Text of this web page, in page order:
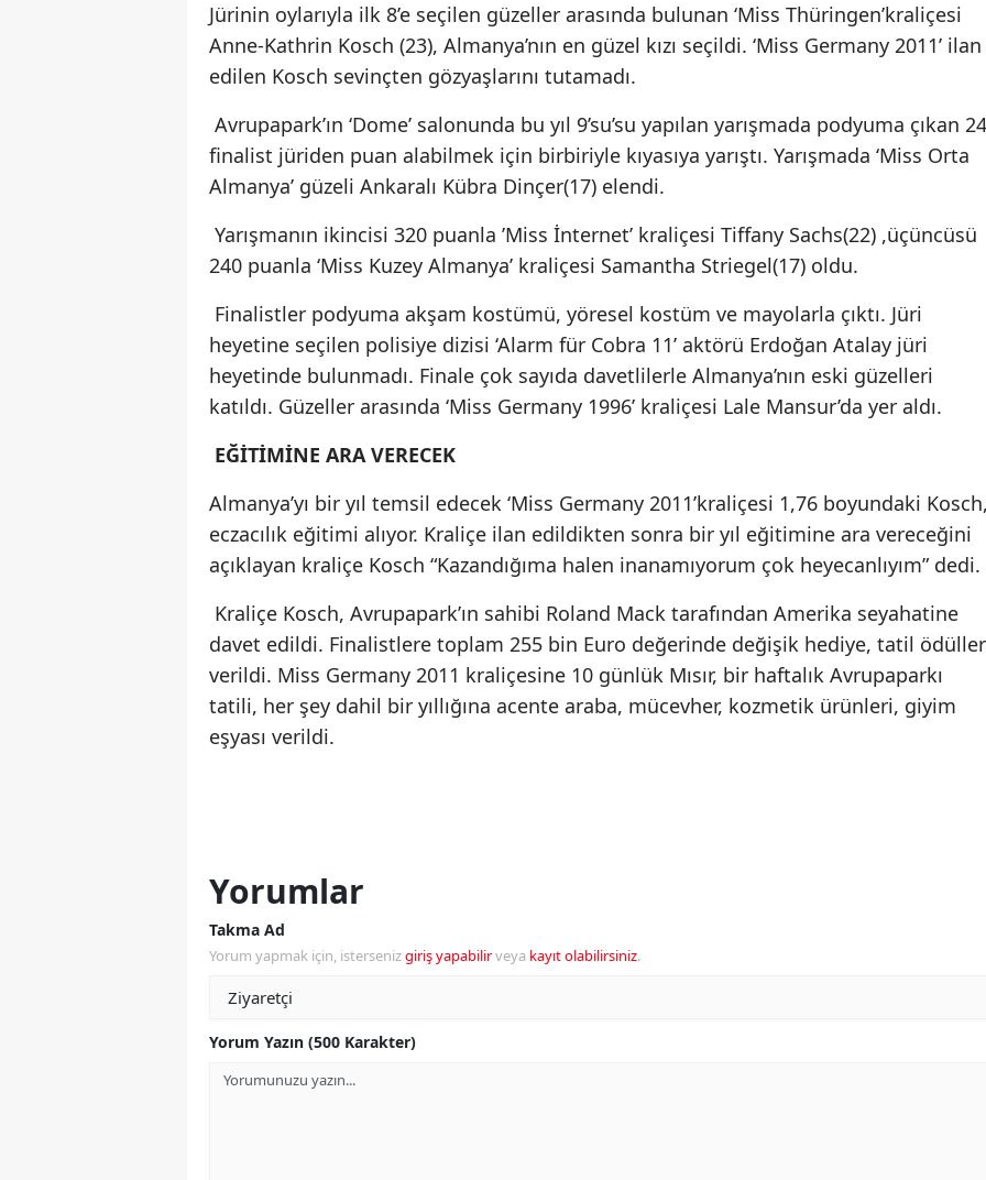
Jürinin oylarıyla ilk 8’e seçilen güzeller arasında bulunan ‘Miss Thüringen’kraliçesi
Anne-Kathrin Kosch (23), Almanya’nın en güzel kızı seçildi. ‘Miss Germany 2011’ ilan
edilen Kosch sevinçten gözyaşlarını tutamadı.
Avrupapark’ın ‘Dome’ salonunda bu yıl 9’su’su yapılan yarışmada podyuma çıkan 24
finalist jüriden puan alabilmek için birbiriyle kıyasıya yarıştı. Yarışmada ‘Miss Orta
Almanya’ güzeli Ankaralı Kübra Dinçer(17) elendi.
Yarışmanın ikincisi 320 puanla ’Miss İnternet’ kraliçesi Tiffany Sachs(22) ,üçüncüsü
240 puanla ‘Miss Kuzey Almanya’ kraliçesi Samantha Striegel(17) oldu.
Finalistler podyuma akşam kostümü, yöresel kostüm ve mayolarla çıktı. Jüri
heyetine seçilen polisiye dizisi ‘Alarm für Cobra 11’ aktörü Erdoğan Atalay jüri
heyetinde bulunmadı. Finale çok sayıda davetlilerle Almanya’nın eski güzelleri
katıldı. Güzeller arasında ‘Miss Germany 1996’ kraliçesi Lale Mansur’da yer aldı.
EĞİTİMİNE ARA VERECEK
Almanya’yı bir yıl temsil edecek ‘Miss Germany 2011’kraliçesi 1,76 boyundaki
eczacılık eğitimi alıyor. Kraliçe ilan edildikten sonra bir yıl eğitimine ara vereceğini
açıklayan kraliçe Kosch “Kazandığıma halen inanamıyorum çok heyecanlıyım” dedi.
Kraliçe Kosch, Avrupapark’ın sahibi Roland Mack tarafından Amerika seyahatine
davet edildi. Finalistlere toplam 255 bin Euro değerinde değişik hediye, tatil
verildi. Miss Germany 2011 kraliçesine 10 günlük Mısır, bir haftalık Avrupaparkı
tatili, her şey dahil bir yıllığına acente araba, mücevher, kozmetik ürünleri, giyim
eşyası verildi.
Yorumlar
Takma Ad
Yorum yapmak için, istersenizgiriş yapabilirveya kayıt olabilirsiniz.
Yorum Yazın (500 Karakter)